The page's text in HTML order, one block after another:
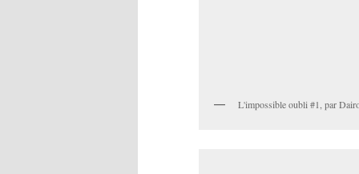
L'impossible oubli #1, par